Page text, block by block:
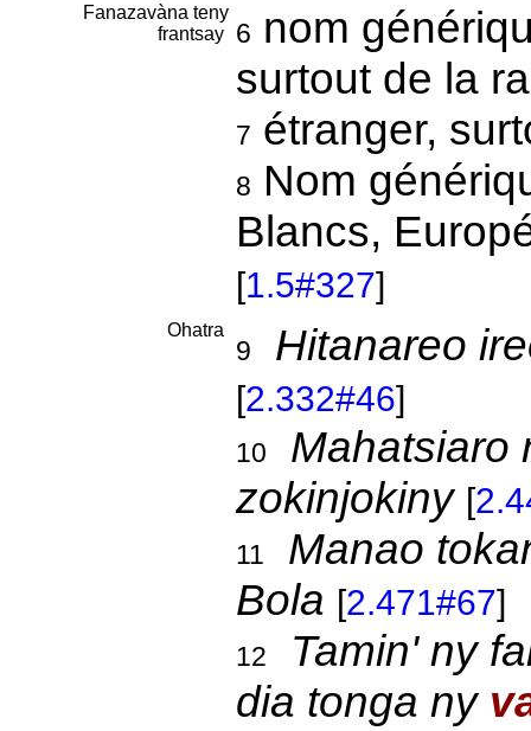
Fanazavàna teny
frantsay
6 nom
surtout de la
7 étranger,
8 Nom
Blancs,
[1.5#327]
Ohatra
9 Hitanareo
[2.332#46]
10
Mahatsiaro
zokinjokiny [
11
Manao
Bola [2.471#67]
12
Tamin' ny
dia tonga ny